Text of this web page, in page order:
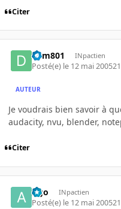
Citer
dym801 INpactien
Posté(e) le 12 mai 2005
AUTEUR
Je voudrais bien savoir à
audacity, nvu, blender,
Citer
Ago INpactien
Posté(e) le 12 mai 2005